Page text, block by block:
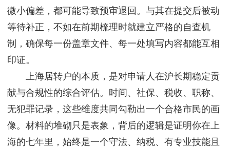
微小偏差，都可能导致预审退回。与其在提交后被动
等待补正，不如在前期梳理时就建立严格的自查机
制，确保每一份盖章文件、每一处填写内容都能互相
印证。
上海居转户的本质，是对申请人在沪长期稳定贡
献与合规性的综合评估。时间、社保、税收、职称、
无犯罪记录，这些维度共同勾勒出一个合格市民的画
像。材料的堆砌只是表象，背后的逻辑是证明你在上
海的七年里，始终是一个守法、纳税、有专业技能且